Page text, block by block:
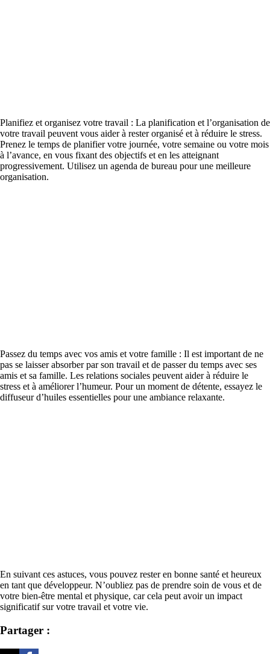
Planifiez et organisez votre travail : La planification et l’organisation de
votre travail peuvent vous aider à rester organisé et à réduire le stress.
Prenez le temps de planifier votre journée, votre semaine ou votre mois
à l’avance, en vous fixant des objectifs et en les atteignant
progressivement. Utilisez un agenda de bureau pour une meilleure
organisation.
Passez du temps avec vos amis et votre famille : Il est important de ne
pas se laisser absorber par son travail et de passer du temps avec ses
amis et sa famille. Les relations sociales peuvent aider à réduire le
stress et à améliorer l’humeur. Pour un moment de détente, essayez le
diffuseur d’huiles essentielles pour une ambiance relaxante.
En suivant ces astuces, vous pouvez rester en bonne santé et heureux
en tant que développeur. N’oubliez pas de prendre soin de vous et de
votre bien-être mental et physique, car cela peut avoir un impact
significatif sur votre travail et votre vie.
Partager :